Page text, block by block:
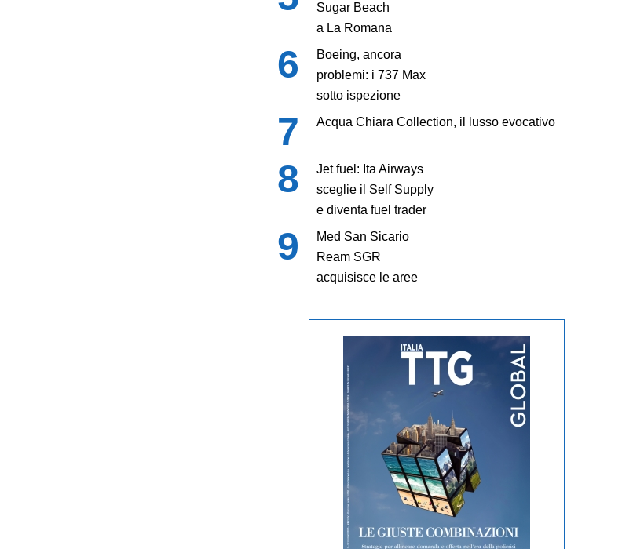
Sugar Beach
a La Romana
Boeing, ancora
problemi: i 737 Max
sotto ispezione
Acqua Chiara Collection, il lusso evocativo
Jet fuel: Ita Airways
sceglie il Self Supply
e diventa fuel trader
Med San Sicario
Ream SGR
acquisisce le aree